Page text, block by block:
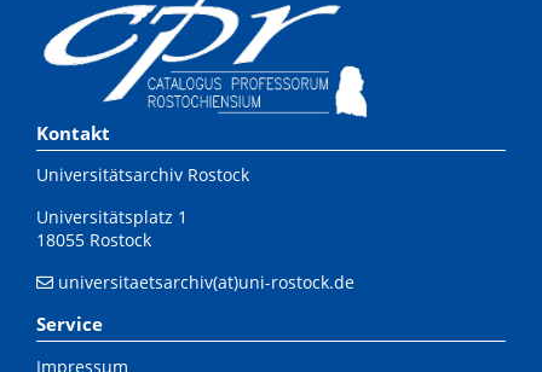
Kontakt
Universitätsarchiv Rostock
Universitätsplatz 1
18055 Rostock
universitaetsarchiv(at)uni-rostock.de
Service
Impressum